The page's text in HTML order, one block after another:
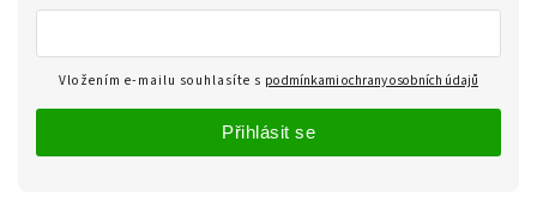
Vložením e-mailu souhlasíte s podmínkami ochrany osobních údajů
Přihlásit se